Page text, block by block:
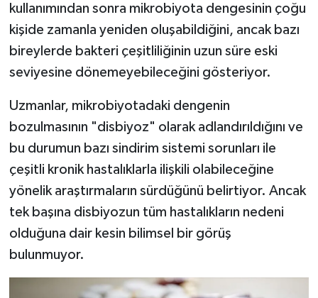
kullanımından sonra mikrobiyota dengesinin çoğu
kişide zamanla yeniden oluşabildiğini, ancak bazı
bireylerde bakteri çeşitliliğinin uzun süre eski
seviyesine dönemeyebileceğini gösteriyor.
Uzmanlar, mikrobiyotadaki dengenin
bozulmasının "disbiyoz" olarak adlandırıldığını ve
bu durumun bazı sindirim sistemi sorunları ile
çeşitli kronik hastalıklarla ilişkili olabileceğine
yönelik araştırmaların sürdüğünü belirtiyor. Ancak
tek başına disbiyozun tüm hastalıkların nedeni
olduğuna dair kesin bilimsel bir görüş
bulunmuyor.